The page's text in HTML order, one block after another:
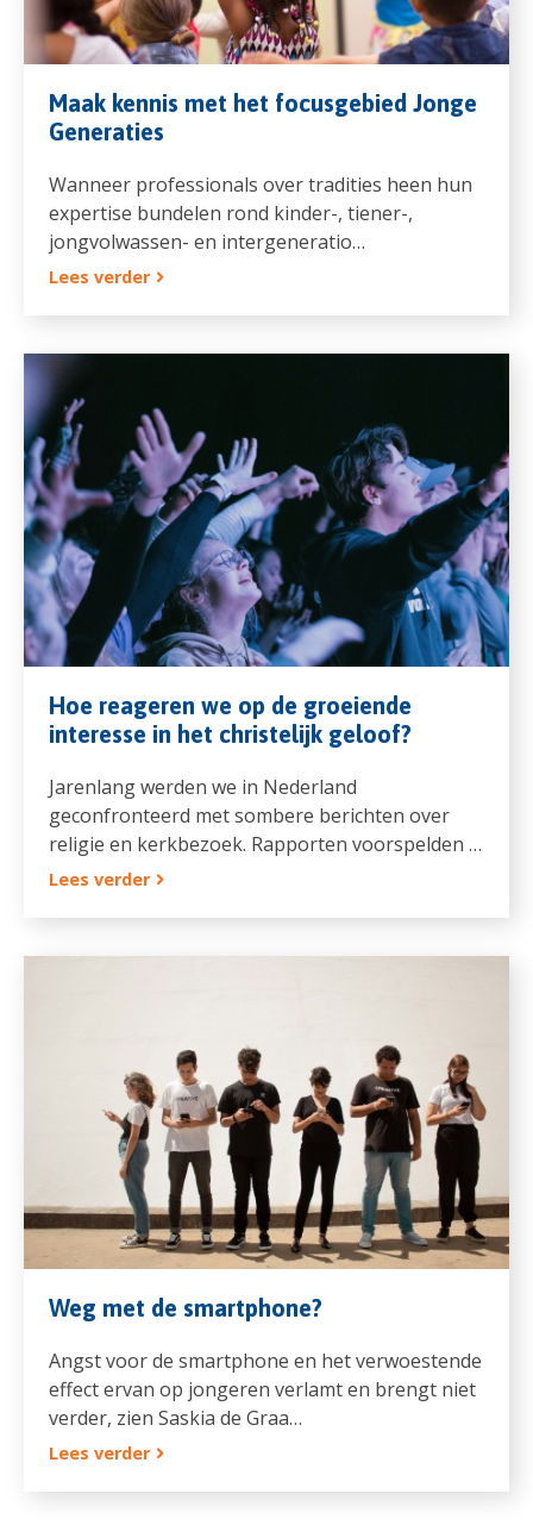
Maak kennis met het focusgebied Jonge
Generaties
Wanneer professionals over tradities heen hun
expertise bundelen rond kinder-, tiener-,
jongvolwassen- en intergeneratio…
Lees verder
Hoe reageren we op de groeiende
interesse in het christelijk geloof?
Jarenlang werden we in Nederland
geconfronteerd met sombere berichten over
religie en kerkbezoek. Rapporten voorspelden …
Lees verder
Weg met de smartphone?
Angst voor de smartphone en het verwoestende
effect ervan op jongeren verlamt en brengt niet
verder, zien Saskia de Graa…
Lees verder